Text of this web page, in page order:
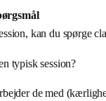
kan du spørge
typisk session?
de med